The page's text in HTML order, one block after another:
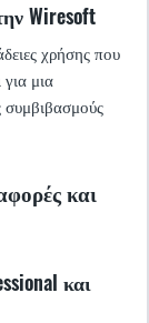
Wiresoft
χρήσης που
για μια
συμβιβασμούς
και
και